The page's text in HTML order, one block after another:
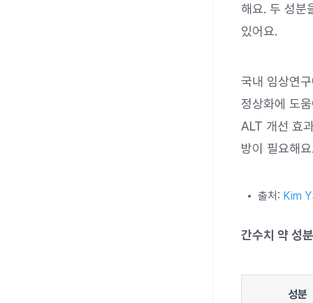
해요. 두 성분
있어요.
국내 임상연
정상화에 도
ALT 개선 효
방이 필요해
출처: Kim
간수치 약 성
성분